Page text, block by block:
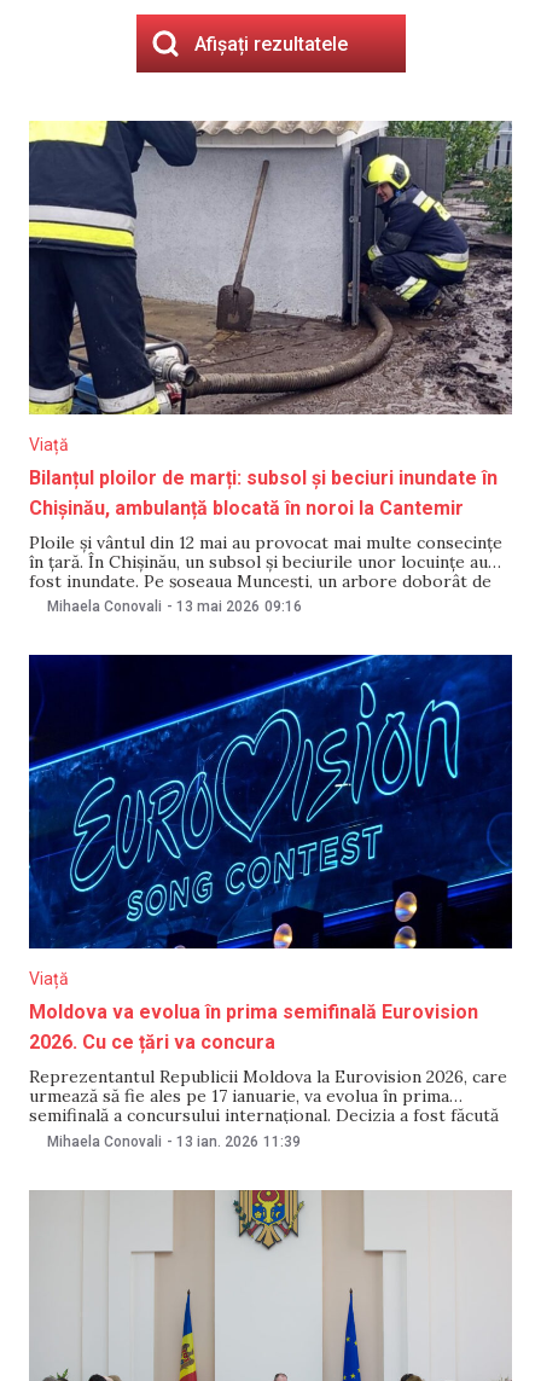
Afișați rezultatele
Viață
Bilanțul ploilor de marți: subsol și beciuri inundate în
Chișinău, ambulanță blocată în noroi la Cantemir
Ploile și vântul din 12 mai au provocat mai multe consecințe
în țară. În Chișinău, un subsol și beciurile unor locuințe au
fost inundate. Pe șoseaua Muncești, un arbore doborât de
vânt a blocat temporar traficul, iar în raionul Cantemir o
Mihaela Conovali - 13 mai 2026 09:16
Viață
Moldova va evolua în prima semifinală Eurovision
2026. Cu ce țări va concura
Reprezentantul Republicii Moldova la Eurovision 2026, care
urmează să fie ales pe 17 ianuarie, va evolua în prima
semifinală a concursului internațional. Decizia a fost făcută
publică în urma tragerii la sorți care a avut loc în seara zilei
Mihaela Conovali - 13 ian. 2026 11:39